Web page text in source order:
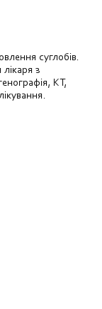
суглобів.
з
КТ,